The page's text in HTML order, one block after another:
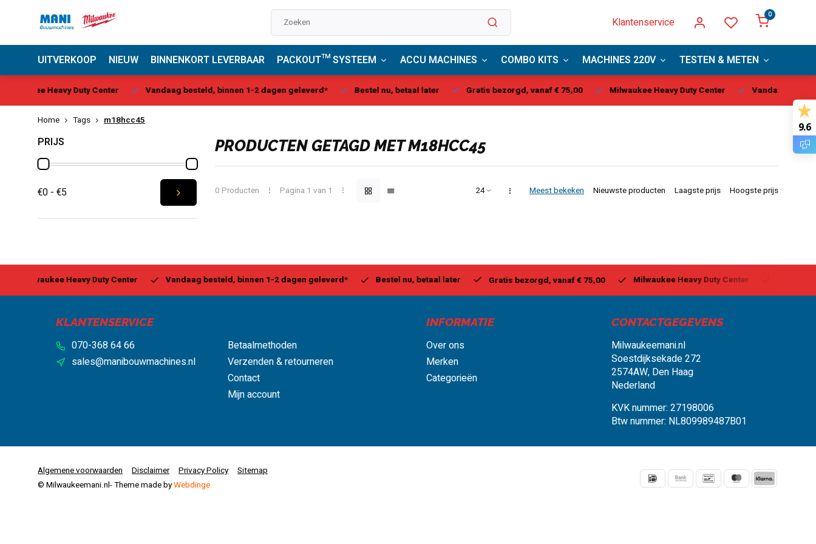
Klantenservice
0
UITVERKOOP NIEUW BINNENKORT LEVERBAAR PACKOUT™ SYSTEEM ACCU MACHINES COMBO KITS MACHINES 220V TESTEN & METEN
Vandaag besteld, binnen 1-2 dagen geleverd* Bestel nu, betaal later Gratis bezorgd, vanaf € 75,00 Milwaukee Heavy Duty Center Vandaag besteld, binnen 1-2 dagen
Home Tags m18hcc45
PRIJS
€0 - €5
PRODUCTEN GETAGD MET M18HCC45
0 Producten Pagina 1 van 1 Meest bekeken Nieuwste producten Laagste prijs Hoogste prijs
Vandaag besteld, binnen 1-2 dagen geleverd* Bestel nu, betaal later Gratis bezorgd, vanaf € 75,00 Milwaukee Heavy Duty Center Vandaag besteld, binnen 1-2 dagen
KLANTENSERVICE
070-368 64 66
sales@manibouwmachines.nl
Betaalmethoden
Verzenden & retourneren
Contact
Mijn account
INFORMATIE
Over ons
Merken
Categorieën
CONTACTGEGEVENS
Milwaukeemani.nl
Soestdijksekade 272
2574AW, Den Haag
Nederland
KVK nummer: 27198006
Btw nummer: NL809989487B01
Algemene voorwaarden Disclaimer Privacy Policy
Sitemap
© Milwaukeemani.nl- Theme made byWebdinge
9.6